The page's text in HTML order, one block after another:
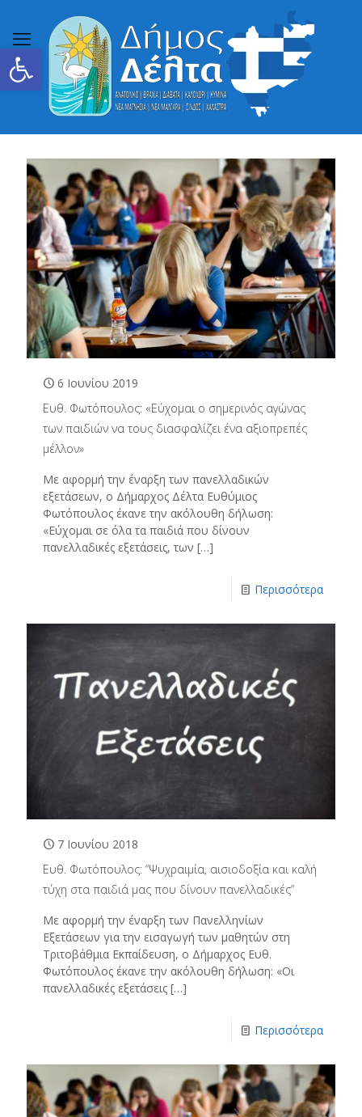
Ανοίξτε τη γραμμή εργαλείων
6 Ιουνίου 2019
Ευθ. Φωτόπουλος: «Εύχομαι ο σημερινός αγώνας
των παιδιών να τους διασφαλίζει ένα αξιοπρεπές
μέλλον»
Με αφορμή την έναρξη των πανελλαδικών
εξετάσεων, ο Δήμαρχος Δέλτα Ευθύμιος
Φωτόπουλος έκανε την ακόλουθη δήλωση:
«Εύχομαι σε όλα τα παιδιά που δίνουν
πανελλαδικές εξετάσεις, των […]
Περισσότερα
7 Ιουνίου 2018
Ευθ. Φωτόπουλος: “Ψυχραιμία, αισιοδοξία και καλή
τύχη στα παιδιά μας που δίνουν πανελλαδικές”
Με αφορμή την έναρξη των Πανελληνίων
Εξετάσεων για την εισαγωγή των μαθητών στη
Τριτοβάθμια Εκπαίδευση, ο Δήμαρχος Ευθ.
Φωτόπουλος έκανε την ακόλουθη δήλωση: «Οι
πανελλαδικές εξετάσεις […]
Περισσότερα